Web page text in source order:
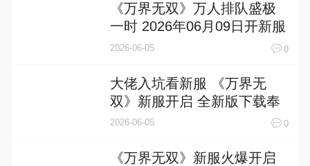
《万界无双》万人排队盛极
一时 2026年06月09日开新服
迎大佬回归
2026-06-05 0
大佬入坑看新服 《万界无
双》新服开启 全新版下载奉
上
2026-06-05 0
《万界无双》新服火爆开启